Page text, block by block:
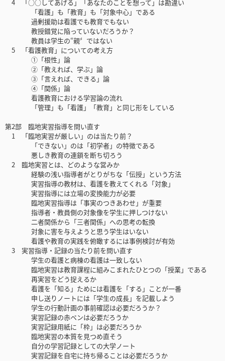
4 「○○してあげる」「あなたのことを想って」は勘違い
「看護」も「教育」も「対象中心」である
過剰援助は看護でも教育でもない
教授錯覚に陥っていないだろうか？
教員は学生の“親〞ではない
5 「看護教育」についての考え方
①「根性」論
②「教えれば、学ぶ」論
③「言えれば、できる」論
④「関係」論
看護教育における学習論の流れ
「管理」も「看護」「教育」と同じ形をしている
第2部 臨地実習指導を問い直す
1 「臨地実習が厳しい」のは当たり前？
「できない」のは「初学者」の特徴である
悪しき教育の連鎖を断ち切ろう
2 臨地実習とは、どのような営みか
経験の浅い指導者がとりがちな「伝授」という方法
実習指導の教材は、看護を教えてくれる「対象」
実習指導には立場の変換能力が必要
臨地実習指導は「事実のつきあわせ」が重要
指導者・教員側の対象像を学生に押しつけない
二者関係から「三者関係」への思考の転換
対象に害を与えようと思う学生はいない
看護や教育の実践を俯瞰するには事例検討が有効
3 実習指導・記録の当たり前を問い直す
学生の看護と病棟の看護は一致しない
臨地実習は教育課程に組みこまれたひとつの「授業」である
再実習をどう捉えるか
看護を「知る」ためには看護を「する」ことが一番
申し送りノートには「学生の成長」を記載しよう
学生の行動計画の事前確認は必要だろうか？
実習記録の赤ペンは必要だろうか
実習記録用紙に「枠」は必要だろうか
臨地実習の本質を見つめ直そう
自分の学習記録としての大学ノート
実習記録を自宅に持ち帰ることは必要だろうか